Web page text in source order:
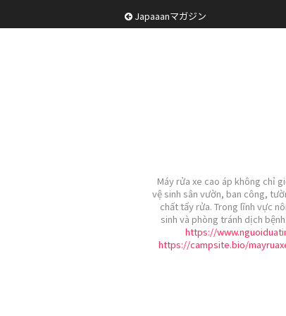
Japaaanマガジン
Máy rửa xe cao áp không chỉ
vệ sinh sân vườn, ban công,
chất tẩy rửa. Trong lĩnh vực
sinh và phòng tránh dịch
https://
https://campsite.bio/